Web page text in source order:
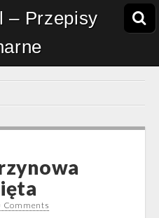
– Przepisy
Comments